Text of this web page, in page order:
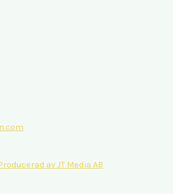
av JT Media AB